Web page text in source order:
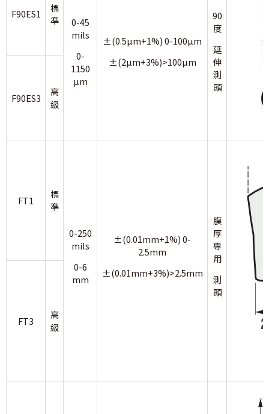
F90ES1
標
準
0-45
mils
0-
1150
µm
±(0.5µm+1%) 0-100µm
±(2µm+3%)>100µm
90
度
延
伸
測
頭
F90ES3
高
級
FT1
標
準
0-250
mils
0-6
mm
±(0.01mm+1%) 0-
2.5mm
±(0.01mm+3%)>2.5mm
膜
厚
專
用
測
頭
FT3
高
級